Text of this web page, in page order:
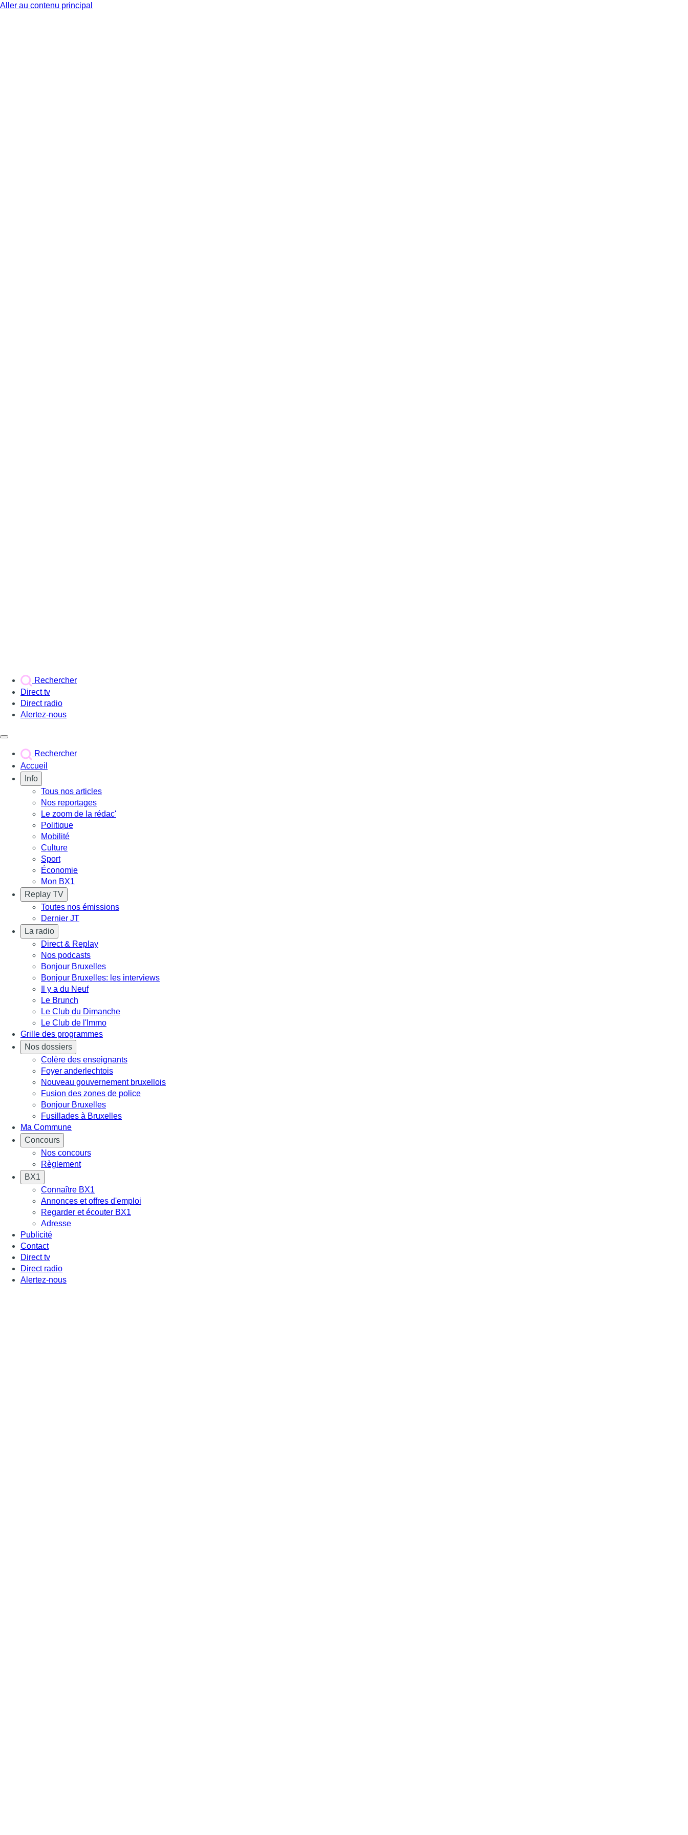
Aller au contenu principal
Rechercher
Direct tv
Direct radio
Alertez-nous
Rechercher
Accueil
Info
Tous nos articles
Nos reportages
Le zoom de la rédac'
Politique
Mobilité
Culture
Sport
Économie
Mon BX1
Replay TV
Toutes nos émissions
Dernier JT
La radio
Direct & Replay
Nos podcasts
Bonjour Bruxelles
Bonjour Bruxelles: les interviews
Il y a du Neuf
Le Brunch
Le Club du Dimanche
Le Club de l'Immo
Grille des programmes
Nos dossiers
Colère des enseignants
Foyer anderlechtois
Nouveau gouvernement bruxellois
Fusion des zones de police
Bonjour Bruxelles
Fusillades à Bruxelles
Ma Commune
Concours
Nos concours
Règlement
BX1
Connaître BX1
Annonces et offres d'emploi
Regarder et écouter BX1
Adresse
Publicité
Contact
Direct tv
Direct radio
Alertez-nous